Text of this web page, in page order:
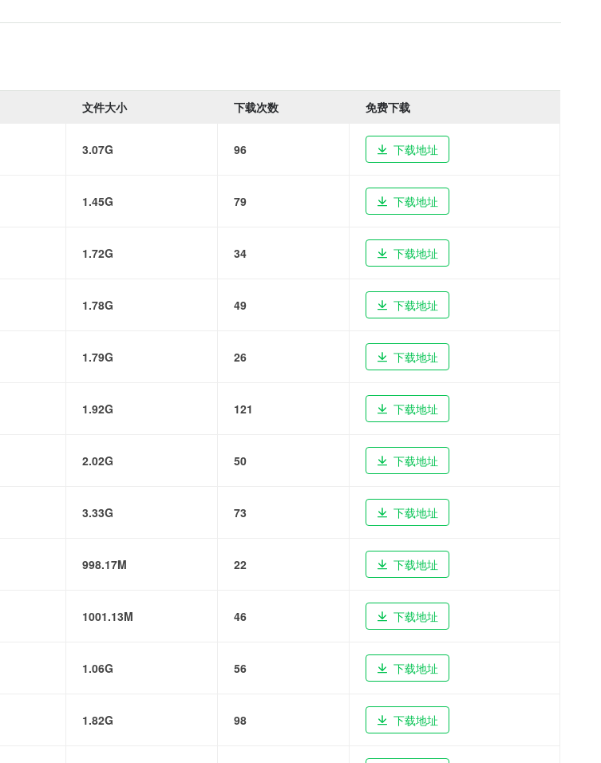
文件大小 下载次数 免费下载
3.07G 96 下载地址
1.45G 79 下载地址
1.72G 34 下载地址
1.78G 49 下载地址
1.79G 26 下载地址
1.92G 121 下载地址
2.02G 50 下载地址
3.33G 73 下载地址
998.17M 22 下载地址
1001.13M 46 下载地址
1.06G 56 下载地址
1.82G 98 下载地址